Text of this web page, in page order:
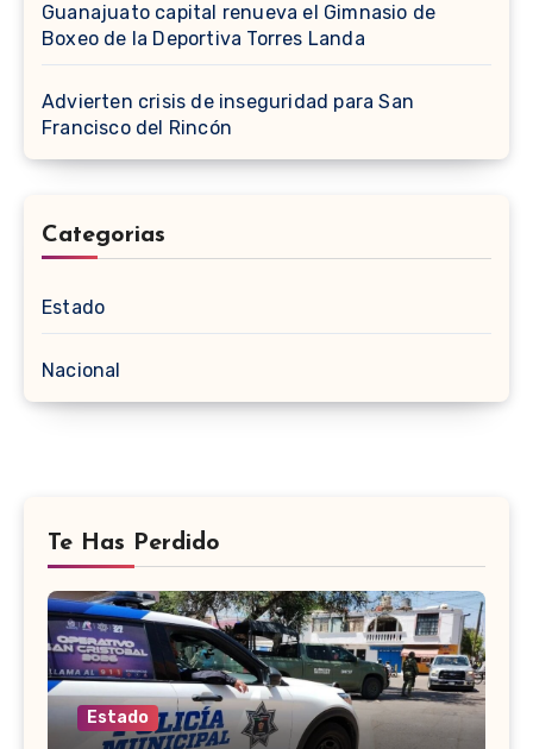
Guanajuato capital renueva el Gimnasio de
Boxeo de la Deportiva Torres Landa
Advierten crisis de inseguridad para San
Francisco del Rincón
Categorias
Estado
Nacional
Te Has Perdido
Estado